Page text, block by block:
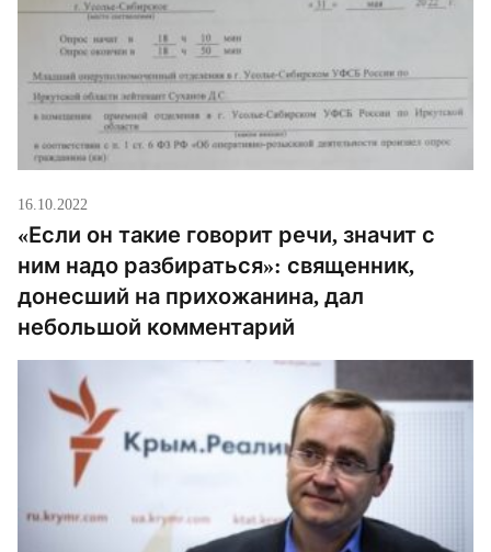
16.10.2022
«Если он такие говорит речи, значит с
ним надо разбираться»: священник,
донесший на прихожанина, дал
небольшой комментарий